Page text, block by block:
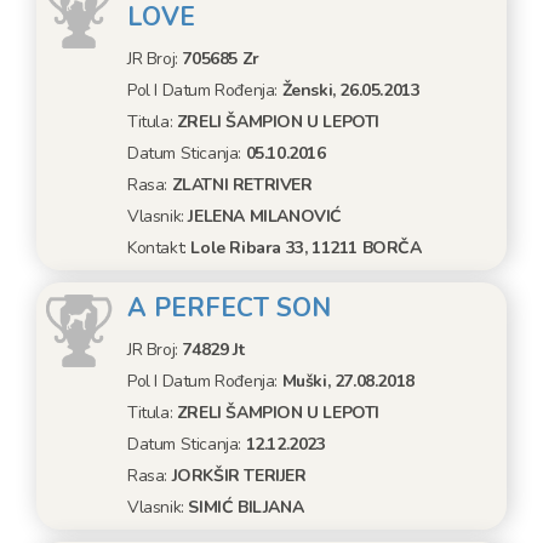
LOVE
JR Broj: 705685 Zr
Pol I Datum Rođenja: Ženski, 26.05.2013
Titula: ZRELI ŠAMPION U LEPOTI
Datum Sticanja: 05.10.2016
Rasa: ZLATNI RETRIVER
Vlasnik:JELENA MILANOVIĆ
Kontakt: Lole Ribara 33, 11211 BORČA
A PERFECT SON
JR Broj: 74829 Jt
Pol I Datum Rođenja: Muški, 27.08.2018
Titula: ZRELI ŠAMPION U LEPOTI
Datum Sticanja: 12.12.2023
Rasa:JORKŠIR TERIJER
Vlasnik: SIMIĆ BILJANA